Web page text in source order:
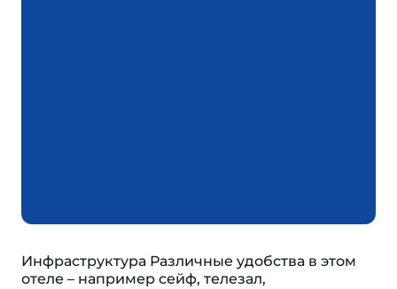
Инфраструктура Различные удобства в этом
отеле – например сейф, телезал,